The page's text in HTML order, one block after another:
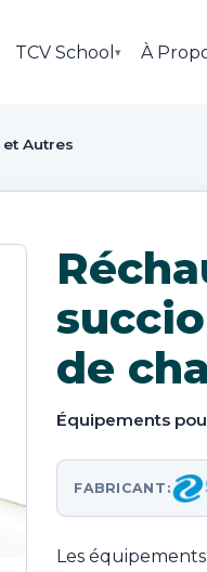
TCV School▾ À
Autres
de
Équipements
FABRICANT:
Les